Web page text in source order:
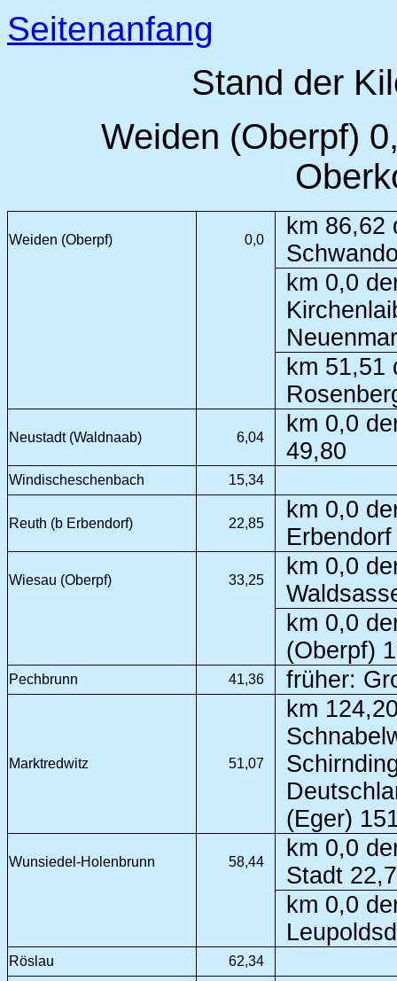
Seitenanfang
Stand der
Weiden (Oberpf)
Weiden (Oberpf) 0,0
km 86,62
km 0,0
km 51,51
Neustadt (Waldnaab) 6,04
km 0,0
49,80
Windischeschenbach 15,34
Reuth (b Erbendorf) 22,85
km 0,0
Wiesau (Oberpf) 33,25
km 0,0
km 0,0
(Oberpf)
Pechbrunn 41,36 früher:
Marktredwitz 51,07
km
(Eger)
Wunsiedel-Holenbrunn 58,44
km 0,0
Stadt
km 0,0
Röslau 62,34